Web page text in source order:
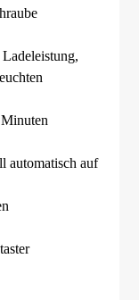
automatisch auf